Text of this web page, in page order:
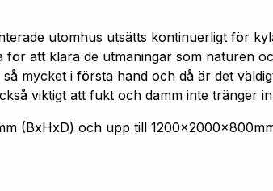
utomhus utsätts kontinuerligt för
för att klara de utmaningar som naturen
mycket i första hand och då är det
viktigt att fukt och damm inte tränger
(BxHxD) och upp till